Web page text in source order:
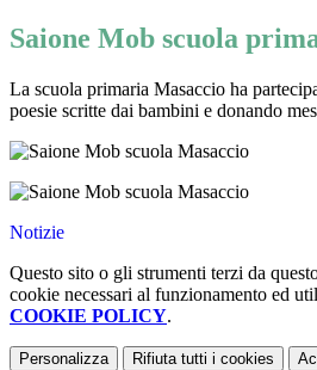
Saione Mob scuola
La scuola primaria Masaccio ha
poesie scritte dai bambini e donando
Notizie
Questo sito o gli strumenti terzi da
cookie necessari al funzionamento ed
COOKIE POLICY.
Personalizza Rifiuta tutti i cookies